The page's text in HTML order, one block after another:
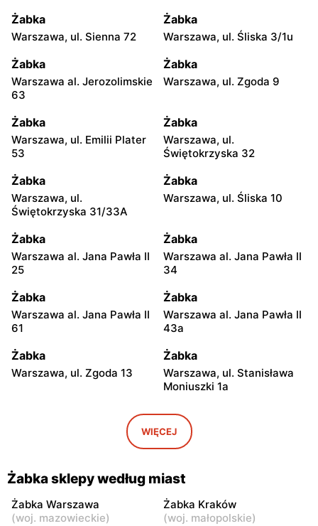
Żabka
Warszawa, ul. Sienna 72
Żabka
Warszawa, ul. Śliska 3/1u
Żabka
Warszawa al. Jerozolimskie
63
Żabka
Warszawa, ul. Zgoda 9
Żabka
Warszawa, ul. Emilii Plater
53
Żabka
Warszawa, ul.
Świętokrzyska 32
Żabka
Warszawa, ul.
Świętokrzyska 31/33A
Żabka
Warszawa, ul. Śliska 10
Żabka
Warszawa al. Jana Pawła II
25
Żabka
Warszawa al. Jana Pawła II
34
Żabka
Warszawa al. Jana Pawła II
61
Żabka
Warszawa al. Jana Pawła II
43a
Żabka
Warszawa, ul. Zgoda 13
Żabka
Warszawa, ul. Stanisława
Moniuszki 1a
Świętokrzyska 0 Stacja
Żabka
Warszawa, ul. Grzybowska
5
Żabka
Łódź, ul. Żurawia 14
Żabka
Warszawa, ul. Żurawia 18
WIĘCEJ
Żabka sklepy według miast
Żabka Warszawa
(woj. mazowieckie)
Żabka Kraków
(woj. małopolskie)